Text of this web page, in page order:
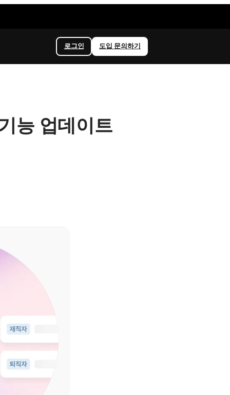
로그인 도입 문의하기
능 업데이트